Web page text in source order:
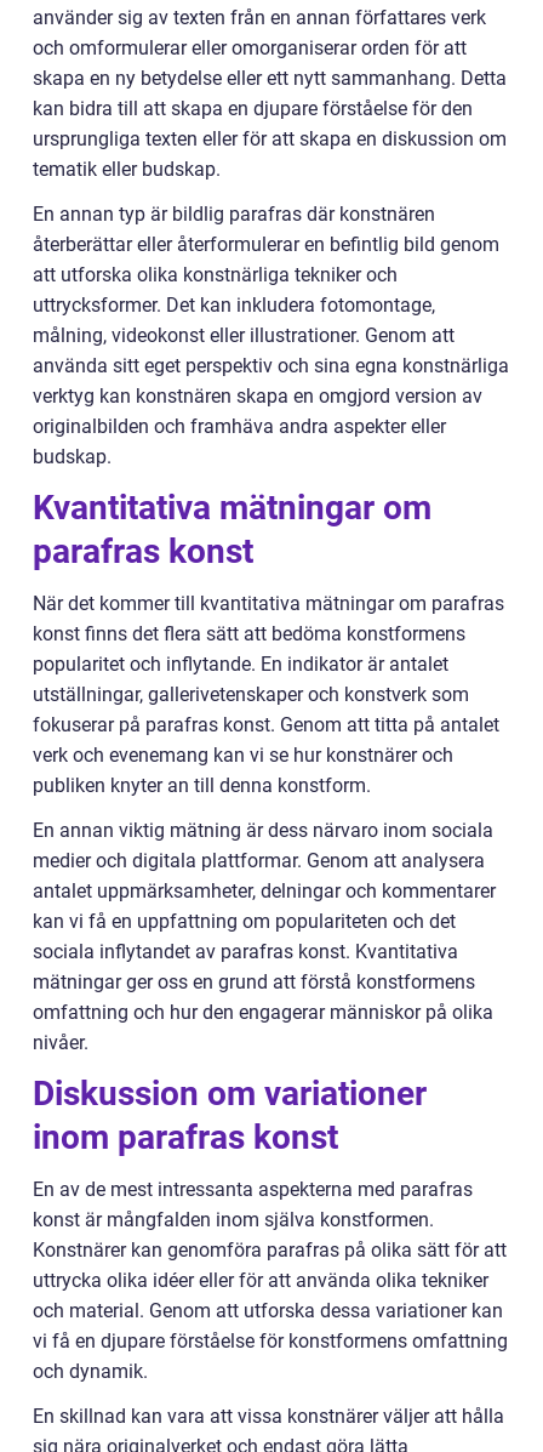
använder sig av texten från en annan författares verk
och omformulerar eller omorganiserar orden för att
skapa en ny betydelse eller ett nytt sammanhang. Detta
kan bidra till att skapa en djupare förståelse för den
ursprungliga texten eller för att skapa en diskussion om
tematik eller budskap.
En annan typ är bildlig parafras där konstnären
återberättar eller återformulerar en befintlig bild genom
att utforska olika konstnärliga tekniker och
uttrycksformer. Det kan inkludera fotomontage,
målning, videokonst eller illustrationer. Genom att
använda sitt eget perspektiv och sina egna konstnärliga
verktyg kan konstnären skapa en omgjord version av
originalbilden och framhäva andra aspekter eller
budskap.
Kvantitativa mätningar om
parafras konst
När det kommer till kvantitativa mätningar om parafras
konst finns det flera sätt att bedöma konstformens
popularitet och inflytande. En indikator är antalet
utställningar, gallerivetenskaper och konstverk som
fokuserar på parafras konst. Genom att titta på antalet
verk och evenemang kan vi se hur konstnärer och
publiken knyter an till denna konstform.
En annan viktig mätning är dess närvaro inom sociala
medier och digitala plattformar. Genom att analysera
antalet uppmärksamheter, delningar och kommentarer
kan vi få en uppfattning om populariteten och det
sociala inflytandet av parafras konst. Kvantitativa
mätningar ger oss en grund att förstå konstformens
omfattning och hur den engagerar människor på olika
nivåer.
Diskussion om variationer
inom parafras konst
En av de mest intressanta aspekterna med parafras
konst är mångfalden inom själva konstformen.
Konstnärer kan genomföra parafras på olika sätt för att
uttrycka olika idéer eller för att använda olika tekniker
och material. Genom att utforska dessa variationer kan
vi få en djupare förståelse för konstformens omfattning
och dynamik.
En skillnad kan vara att vissa konstnärer väljer att hålla
sig nära originalverket och endast göra lätta